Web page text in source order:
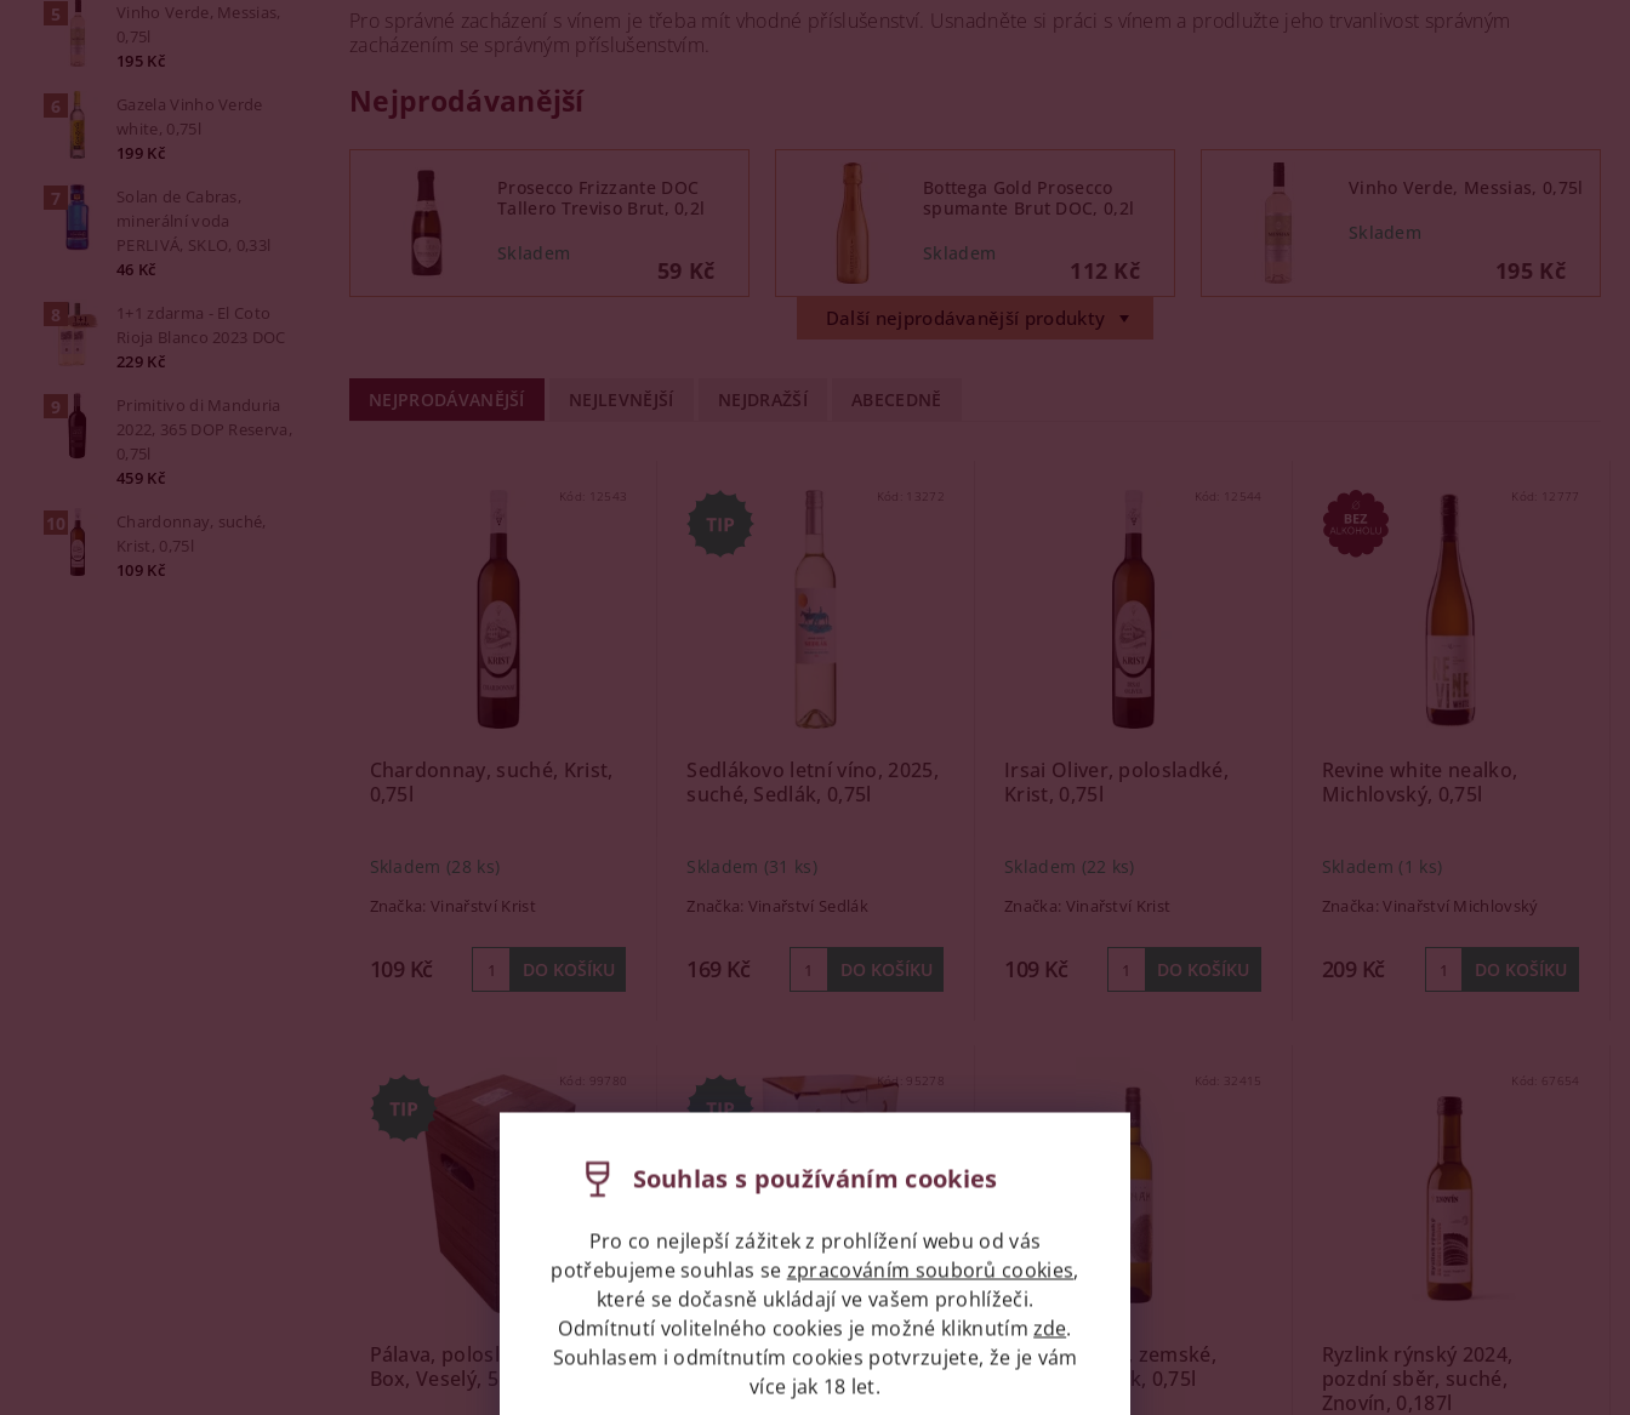
Vinho Verde, Messias,
0,75l
195 Kč
Gazela Vinho Verde
white, 0,75l
199 Kč
Solan de Cabras,
minerální voda
PERLIVÁ, SKLO, 0,33l
46 Kč
1+1 zdarma - El Coto
Rioja Blanco 2023 DOC
229 Kč
Primitivo di Manduria
2022, 365 DOP Reserva,
0,75l
459 Kč
Chardonnay, suché,
Krist, 0,75l
109 Kč
Pro správné zacházení s vínem je třeba mít vhodné příslušenství. Usnadněte si práci s vínem a prodlužte jeho trvanlivost správným
zacházením se správným příslušenstvím.
Nejprodávanější
Prosecco Frizzante DOC
Tallero Treviso Brut, 0,2l
59 Kč
Bottega Gold Prosecco
spumante Brut DOC, 0,2l
112 Kč
Vinho Verde, Messias, 0,75l
195 Kč
Další nejprodávanější produkty
NEJPRODÁVANĚJŠÍ NEJLEVNĚJŠÍ NEJDRAŽŠÍ ABECEDNĚ
Kód: 12543
Chardonnay, suché, Krist,
0,75l
Skladem (28 ks)
Značka:Vinařství Krist
109 Kč
Kód: 13272
Sedlákovo letní víno, 2025,
suché, Sedlák, 0,75l
Skladem (31 ks)
Značka: Vinařství Sedlák
169 Kč
Kód: 12544
Irsai Oliver, polosladké,
Krist, 0,75l
Skladem (22 ks)
Značka: Vinařství Krist
109 Kč
Kód: 12777
Revine white nealko,
Michlovský, 0,75l
Skladem (1 ks)
Značka:Vinařství Michlovský
209 Kč
Kód: 99780
Pálava, polosladké, Bag in
Box, Veselý, 5l
Kód: 95278
Pálava, bag in box, sladké,
Vinařství Krist, 5l
Kód: 32415
Savilon, 2024, zemské,
sladké, Maňák, 0,75l
Kód: 67654
Ryzlink rýnský 2024,
pozdní sběr, suché,
Znovín, 0,187l
Souhlas s používáním cookies
Pro co nejlepší zážitek z prohlížení webu od vás
potřebujeme souhlas se zpracováním souborů cookies,
které se dočasně ukládají ve vašem prohlížeči.
Odmítnutí volitelného cookies je možné kliknutímzde.
Souhlasem i odmítnutím cookies potvrzujete, že je vám
více jak 18 let.